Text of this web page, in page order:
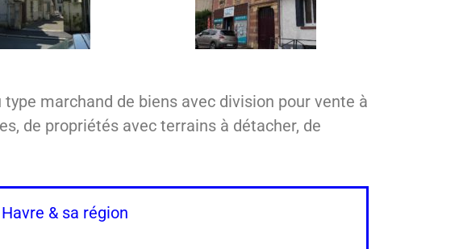
marchand de biens avec division pour vente à
de propriétés avec terrains à détacher, de
& sa région